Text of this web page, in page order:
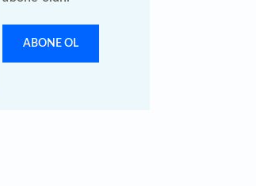
ABONE OL